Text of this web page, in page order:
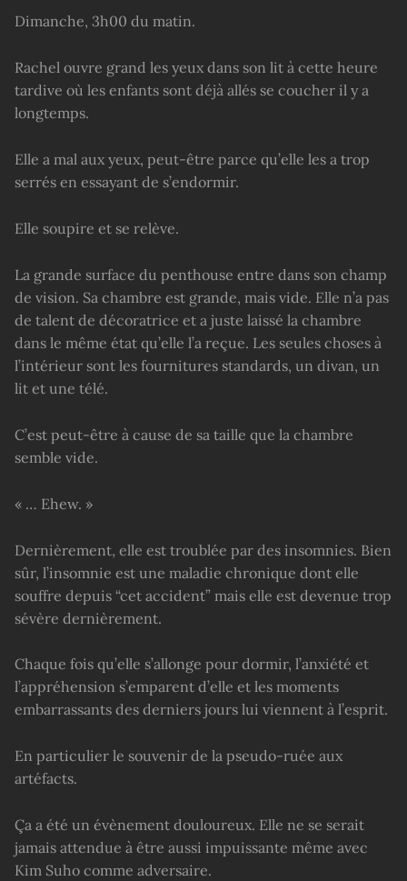
Dimanche, 3h00 du matin.
Rachel ouvre grand les yeux dans son lit à cette heure
tardive où les enfants sont déjà allés se coucher il y a
longtemps.
Elle a mal aux yeux, peut-être parce qu’elle les a trop
serrés en essayant de s’endormir.
Elle soupire et se relève.
La grande surface du penthouse entre dans son champ
de vision. Sa chambre est grande, mais vide. Elle n’a pas
de talent de décoratrice et a juste laissé la chambre
dans le même état qu’elle l’a reçue. Les seules choses à
l’intérieur sont les fournitures standards, un divan, un
lit et une télé.
C’est peut-être à cause de sa taille que la chambre
semble vide.
« … Ehew. »
Dernièrement, elle est troublée par des insomnies. Bien
sûr, l’insomnie est une maladie chronique dont elle
souffre depuis “cet accident” mais elle est devenue trop
sévère dernièrement.
Chaque fois qu’elle s’allonge pour dormir, l’anxiété et
l’appréhension s’emparent d’elle et les moments
embarrassants des derniers jours lui viennent à l’esprit.
En particulier le souvenir de la pseudo-ruée aux
artéfacts.
Ça a été un évènement douloureux. Elle ne se serait
jamais attendue à être aussi impuissante même avec
Kim Suho comme adversaire.